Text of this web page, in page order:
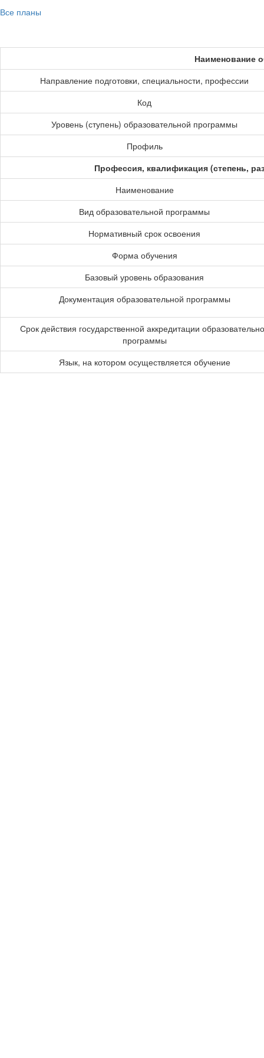
Все планы
Наименование
Направление подготовки, специальности, профессии
Код
Уровень (ступень) образовательной программы
Профиль
Профессия, квалификация (степень,
Наименование
Вид образовательной программы
Нормативный срок освоения
Форма обучения
Базовый уровень образования
Документация образовательной программы
Срок действия государственной аккредитации
программы
Язык, на котором осуществляется обучение